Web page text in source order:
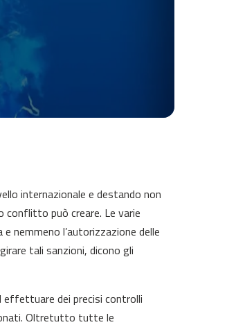
internazionale e destando non
conflitto può creare. Le varie
nemmeno l’autorizzazione delle
tali sanzioni, dicono gli
effettuare dei precisi controlli
Oltretutto tutte le